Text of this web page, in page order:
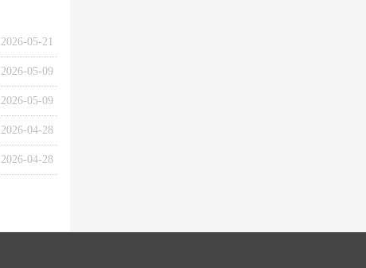
2026-05-21
2026-05-09
2026-05-09
2026-04-28
2026-04-28